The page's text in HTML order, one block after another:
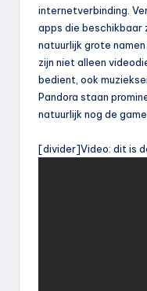
internetverbinding.
apps die beschikbaar
natuurlijk grote
zijn niet alleen
bedient, ook
Pandora staan
natuurlijk nog de
[divider]Video: dit is